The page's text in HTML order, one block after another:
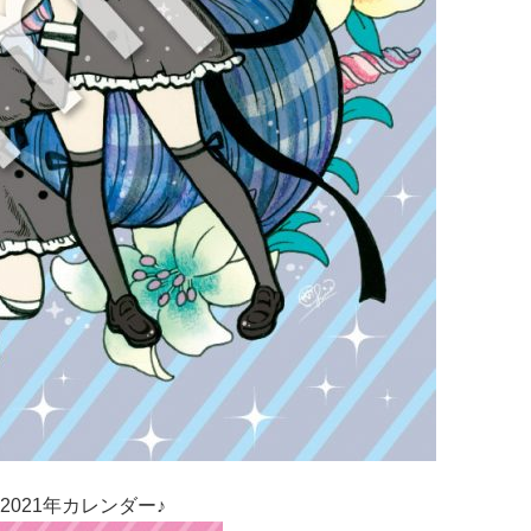
年カレンダー♪